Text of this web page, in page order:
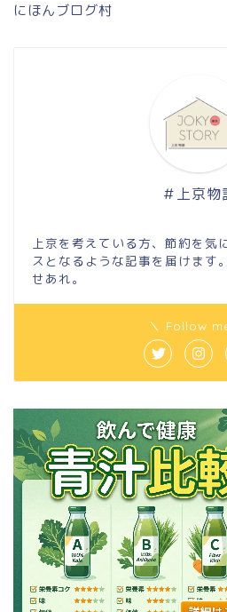
にほんブログ村
＃上京物
上京を考えている方、節約を気
スとなるような記事を届けます
せあれ。
＼ Follow